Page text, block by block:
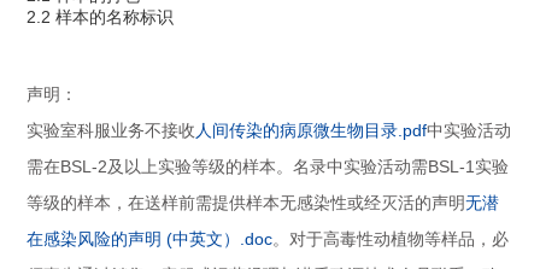
2.2 样本的名称标识
声明：
实验室科服业务不接收 人间传染的病原微生物目录.pdf中实验活动
需在BSL-2及以上实验等级的样本。名录中实验活动需BSL-1实验
等级的样本，在送样前需提供样本无感染性或经灭活的声明无潜
在感染风险的声明 (中英文）.doc。对于高毒性动植物等样品，必